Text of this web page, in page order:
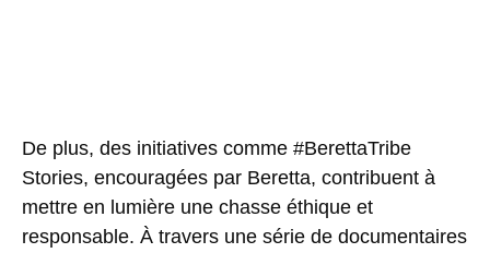
De plus, des initiatives comme #BerettaTribe
Stories, encouragées par Beretta, contribuent à
mettre en lumière une chasse éthique et
responsable. À travers une série de documentaires